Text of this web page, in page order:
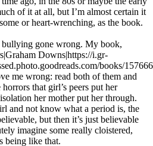
of it at all, but I’m almost certain it
or heart-wrenching, as the book.
gone wrong. My book,
Downs|https://i.gr-
books/
me wrong: read both of them and
that girl’s peers put her
her mother put her through.
and not know what a period is, the
but then it’s just believable
imagine some really cloistered,
being like that.